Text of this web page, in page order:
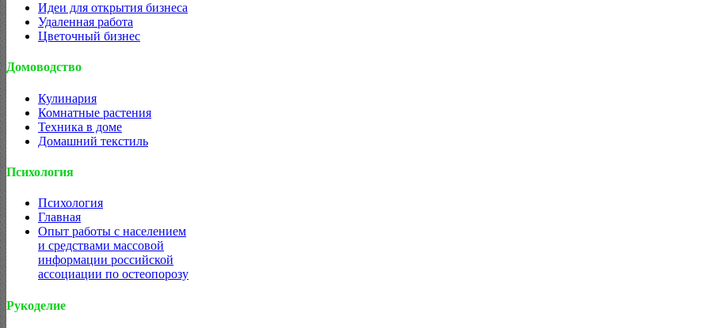
Идеи для открытия бизнеса
Удаленная работа
Цветочный бизнес
Домоводство
Кулинария
Комнатные растения
Техника в доме
Домашний текстиль
Психология
Психология
Главная
Опыт работы с населением
и средствами массовой
информации российской
ассоциации по остеопорозу
Рукоделие